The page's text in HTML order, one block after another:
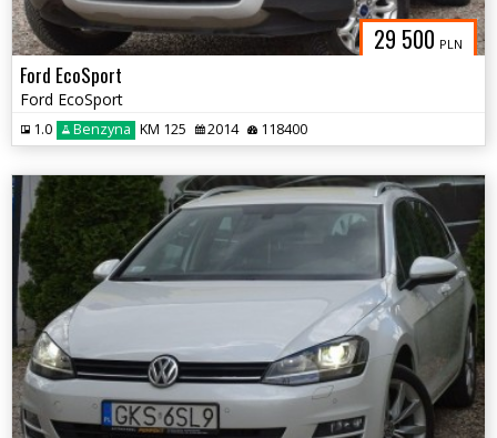
29 500 PLN
Ford EcoSport
Ford EcoSport
1.0 Benzyna KM 125 2014 118400